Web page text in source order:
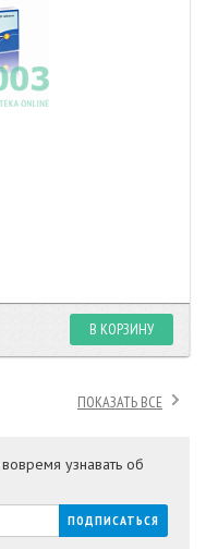
В КОРЗИНУ
ПОКАЗАТЬ ВСЕ
узнавать об